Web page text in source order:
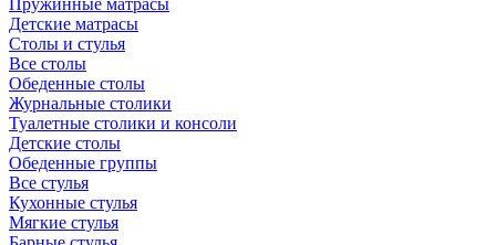
Пружинные матрасы
Детские матрасы
Столы и стулья
Все столы
Обеденные столы
Журнальные столики
Туалетные столики и консоли
Детские столы
Обеденные группы
Все стулья
Кухонные стулья
Мягкие стулья